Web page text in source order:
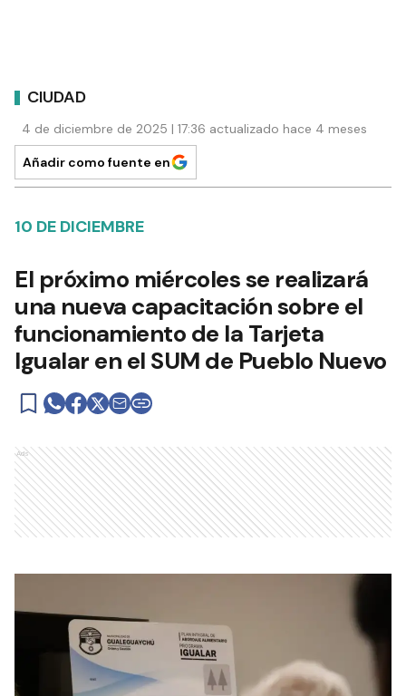
CIUDAD
4 de diciembre de 2025 | 17:36 actualizado hace 4 meses
Añadir como fuente en
10 DE DICIEMBRE
El próximo miércoles se realizará
una nueva capacitación sobre el
funcionamiento de la Tarjeta
Igualar en el SUM de Pueblo Nuevo
Ads